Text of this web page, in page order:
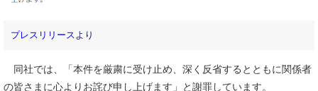
プレスリリース より
同社では、「本件を厳粛に受け止め、深く反省するとともに関係者
の皆さまに心よりお詫び申し上げます」と謝罪しています。